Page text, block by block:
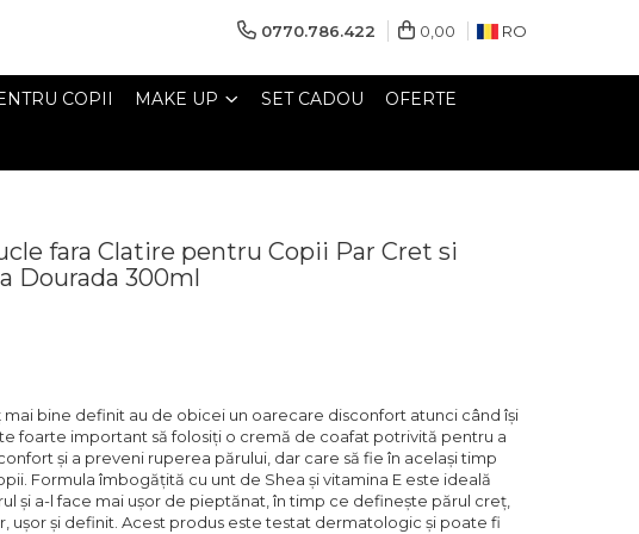
0770.786.422 0,00 RO
COPII MAKE UP SET CADOU OFERTE
fara Clatire pentru Copii Par Cret si
Dourada 300ml
mai bine definit au de obicei un oarecare disconfort atunci când își
foarte important să folosiți o cremă de coafat potrivită pentru a
și a preveni ruperea părului, dar care să fie în același timp
Formula îmbogățită cu unt de Shea și vitamina E este ideală
și a-l face mai ușor de pieptănat, în timp ce definește părul creț,
ușor și definit. Acest produs este testat dermatologic și poate fi